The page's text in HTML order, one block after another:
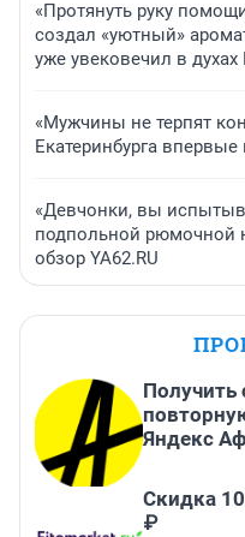
«Протянуть руку
создал «уютный»
уже увековечил в
«Мужчины не терпят
Екатеринбурга
«Девчонки, вы
подпольной рюмочной
обзор YA62.RU
Получить
Яндекс
Скидка
₽